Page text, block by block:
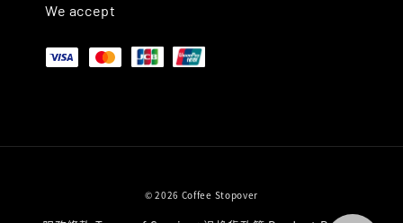
We accept
© 2026 Coffee Stopover